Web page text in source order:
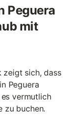
Peguera
mit
zeigt sich, dass
Peguera
vermutlich
zu buchen.